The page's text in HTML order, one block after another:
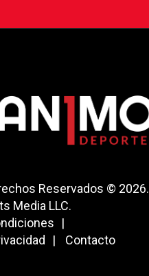
Reservados © 2026.
Media LLC.
Contacto